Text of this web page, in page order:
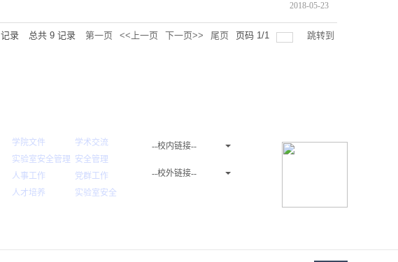
2018-05-23
记录 总共 9 记录 第一页 <<上一页 下一页>> 尾页 页码 1/1 跳转到
学院文件
实验室安全管理
人事工作
人才培养
学术交流
安全管理
党群工作
实验室安全
--校内链接--
--校外链接--